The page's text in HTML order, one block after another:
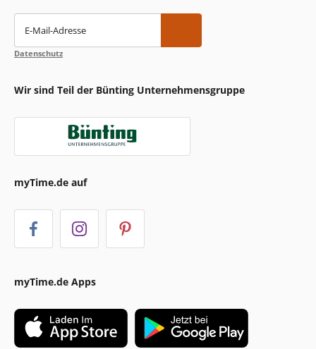
E-Mail-Adresse
Datenschutz
Wir sind Teil der Bünting Unternehmensgruppe
myTime.de auf
myTime.de Apps